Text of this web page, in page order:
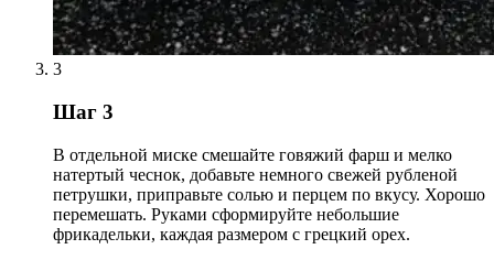
3
Шаг 3
В отдельной миске смешайте говяжий фарш и мелко
натертый чеснок, добавьте немного свежей рубленой
петрушки, приправьте солью и перцем по вкусу. Хорошо
перемешать. Руками сформируйте небольшие
фрикадельки, каждая размером с грецкий орех.